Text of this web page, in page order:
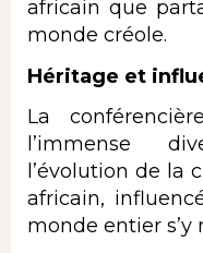
africain que
monde créole.
Héritage et
La
l’immense
l’évolution de la
africain,
monde entier s’y